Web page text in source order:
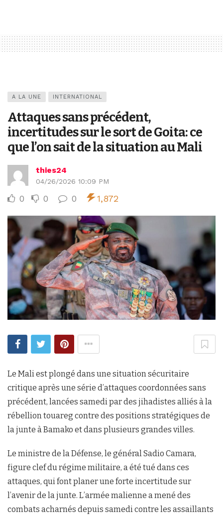
A LA UNE INTERNATIONAL
Attaques sans précédent,
incertitudes sur le sort de Goita: ce
que l’on sait de la situation au Mali
thies24
04/26/2026 10:09 PM
0 0 0 1,872
Le Mali est plongé dans une situation sécuritaire
critique après une série d’attaques coordonnées sans
précédent, lancées samedi par des jihadistes alliés à la
rébellion touareg contre des positions stratégiques de
la junte à Bamako et dans plusieurs grandes villes.
Le ministre de la Défense, le général Sadio Camara,
figure clef du régime militaire, a été tué dans ces
attaques, qui font planer une forte incertitude sur
l’avenir de la junte. L’armée malienne a mené des
combats acharnés depuis samedi contre les assaillants